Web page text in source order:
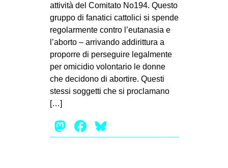
attività del Comitato No194. Questo
gruppo di fanatici cattolici si spende
regolarmente contro l’eutanasia e
l’aborto – arrivando addirittura a
proporre di perseguire legalmente
per omicidio volontario le donne
che decidono di abortire. Questi
stessi soggetti che si proclamano
[…]
Mastodon
Facebook